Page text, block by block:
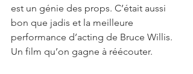
est un génie des props. C’était aussi
bon que jadis et la meilleure
performance d’acting de Bruce Willis.
Un film qu’on gagne à réécouter.